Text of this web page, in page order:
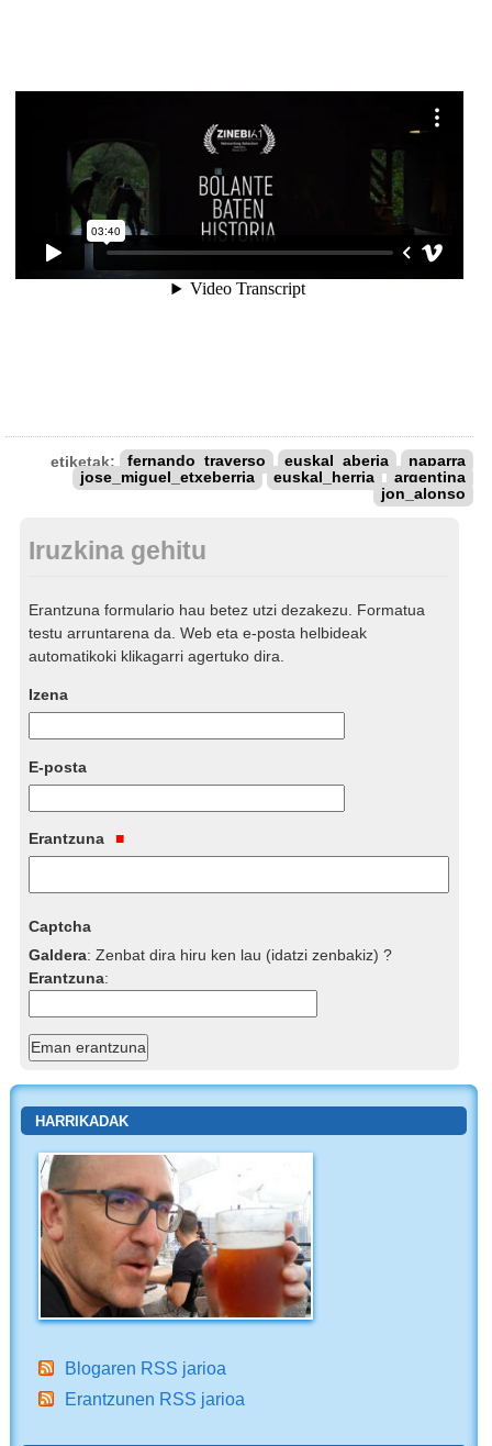
etiketak: fernando_traverso euskal_aberia
naparra
jose_miguel_etxeberria
euskal_herria
argentina
jon_alonso
Iruzkina gehitu
Erantzuna formulario hau betez utzi dezakezu. Formatua
testu arruntarena da. Web eta e-posta helbideak
automatikoki klikagarri agertuko dira.
Izena
E-posta
Erantzuna
Captcha
Galdera:Zenbat dira hiru ken lau (idatzi zenbakiz) ?
Erantzuna:
HARRIKADAK
Blogaren RSS jarioa
Erantzunen RSS jarioa